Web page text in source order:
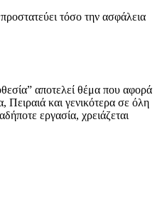
τόσο την ασφάλεια
αποτελεί θέμα που αφορά
Πειραιά και γενικότερα σε όλη
εργασία, χρειάζεται